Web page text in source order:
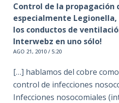
Control de la propagación
especialmente
los conductos de
Interwebz en uno sólo!
AGO 21, 2010 / 5:20
[…] hablamos del cobre
control de infecciones
Infecciones nosocomiales